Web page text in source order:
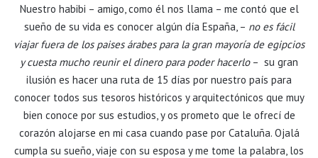
Nuestro habibi – amigo, como él nos llama – me contó que el
sueño de su vida es conocer algún día España, – no es fácil
viajar fuera de los paises árabes para la gran mayoría de egipcios
y cuesta mucho reunir el dinero para poder hacerlo– su gran
ilusión es hacer una ruta de 15 días por nuestro país para
conocer todos sus tesoros históricos y arquitectónicos que muy
bien conoce por sus estudios, y os prometo que le ofrecí de
corazón alojarse en mi casa cuando pase por Cataluña. Ojalá
cumpla su sueño, viaje con su esposa y me tome la palabra, los